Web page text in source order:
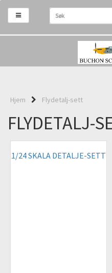
Hjem Flydetalj-sett
FLYDETALJ-
1/24 SKALA DETALJE-SETT